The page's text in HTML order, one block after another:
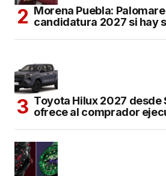
Morena Puebla:
candidatura 2027 si hay
Toyota Hilux 2027
ofrece al comprador